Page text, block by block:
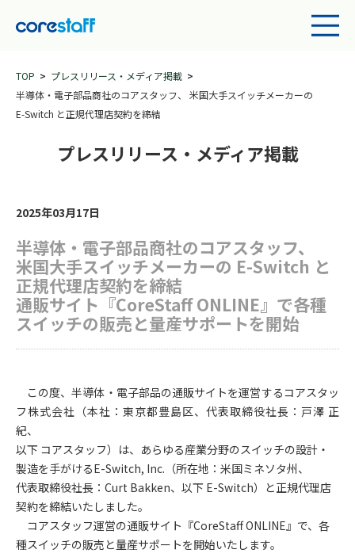
TOP
プレスリリース・メディア掲載
半導体・電子部品商社のコアスタッフ、 米国大手スイッチメーカーの
E-Switch と正規代理店契約を締結
プレスリリース・メディア掲載
2025年03月17日
半導体・電子部品商社のコアスタッフ、
米国大手スイッチメーカーの E-Switch と
正規代理店契約を締結
通販サイト『CoreStaff ONLINE』で各種
スイッチの販売と量産サポートを開始
この度、半導体・電子部品の通販サイトを運営するコアスタッ
フ株式会社（本社：東京都豊島区、代表取締役社長：戸澤 正
紀、
以下 コアスタッフ）は、あらゆる産業分野のスイッチの設計・
製造を手がけるE-Switch, Inc.（所在地：米国ミネソタ州、
代表取締役社長：Curt Bakken、以下 E-Switch）と正規代理店
契約を締結いたしました。
コアスタッフ運営の通販サイト『CoreStaff ONLINE』で、各
種スイッチの販売と量産サポートを開始いたします。